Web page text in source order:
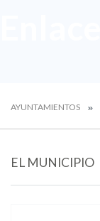
AYUNTAMIENTOS
EL MUNICIPIO